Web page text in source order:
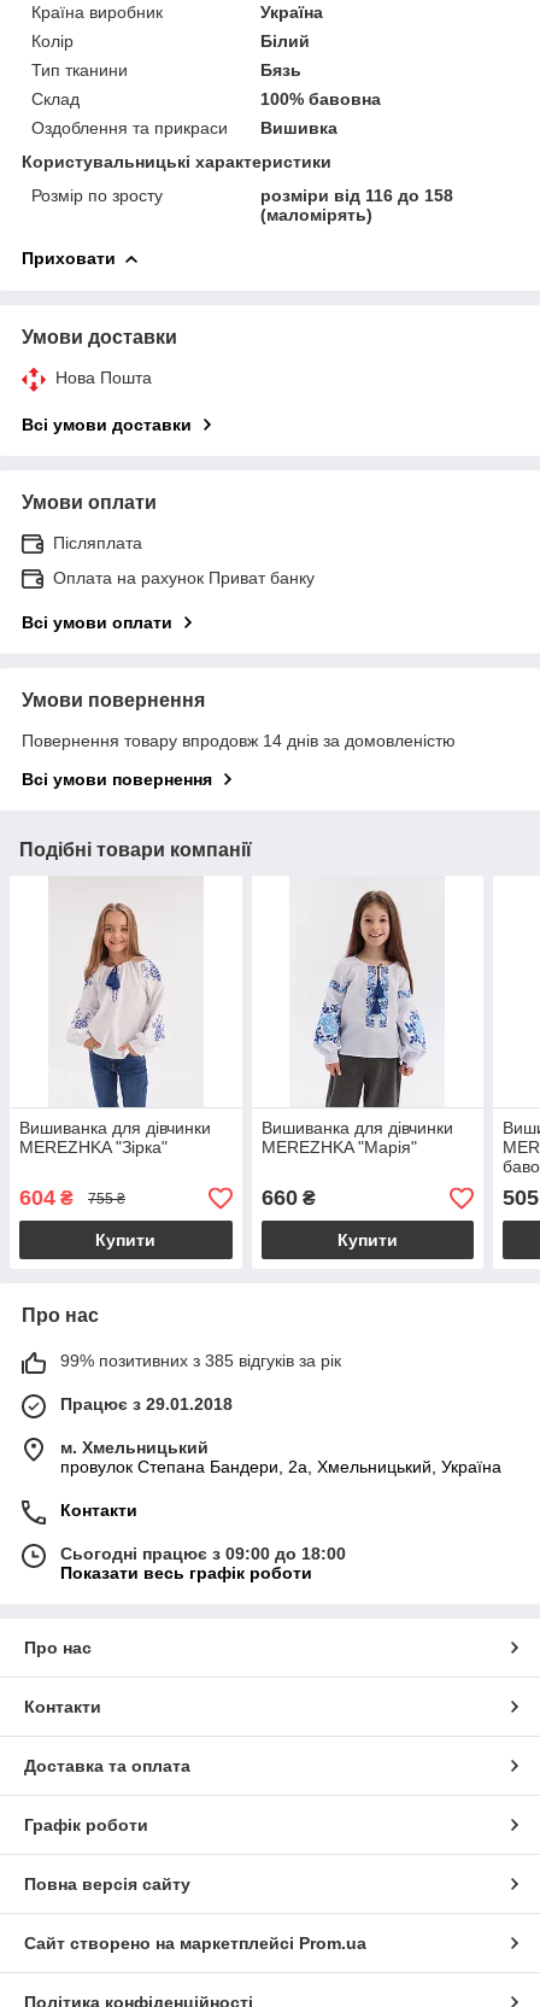
Країна виробник
Україна
Колір
Білий
Тип тканини
Бязь
Склад
100% бавовна
Оздоблення та прикраси
Вишивка
Користувальницькі характеристики
Розмір по зросту
розміри від 116 до 158
(маломірять)
Приховати
Умови доставки
Нова Пошта
Всі умови доставки
Умови оплати
Післяплата
Оплата на рахунок Приват банку
Всі умови оплати
Умови повернення
Повернення товару впродовж 14 днів за домовленістю
Всі умови повернення
Подібні товари компанії
Вишиванка для дівчинки
MEREZHKA "Зірка"
604 ₴ 755 ₴
Купити
Вишиванка для дівчинки
MEREZHKA "Марія"
660₴
Купити
505
Про нас
99% позитивних з 385 відгуків за рік
Працює з 29.01.2018
м. Хмельницький
провулок Степана Бандери, 2a, Хмельницький, Україна
Контакти
Сьогодні працює з 09:00 до 18:00
Показати весь графік роботи
Про нас
Контакти
Доставка та оплата
Графік роботи
Повна версія сайту
Сайт створено на маркетплейсі Prom.ua
Політика конфіденційності